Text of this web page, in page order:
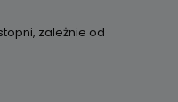
zależnie od